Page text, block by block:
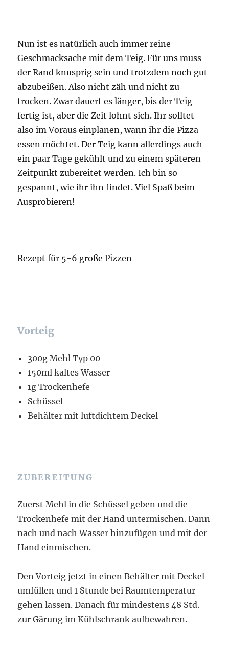
Nun ist es natürlich auch immer reine
Geschmacksache mit dem Teig. Für uns muss
der Rand knusprig sein und trotzdem noch gut
abzubeißen. Also nicht zäh und nicht zu
trocken. Zwar dauert es länger, bis der Teig
fertig ist, aber die Zeit lohnt sich. Ihr solltet
also im Voraus einplanen, wann ihr die Pizza
essen möchtet. Der Teig kann allerdings auch
ein paar Tage gekühlt und zu einem späteren
Zeitpunkt zubereitet werden. Ich bin so
gespannt, wie ihr ihn findet. Viel Spaß beim
Ausprobieren!
Rezept für 5-6 große Pizzen
Vorteig
300g Mehl Typ 00
150ml kaltes Wasser
1g Trockenhefe
Schüssel
Behälter mit luftdichtem Deckel
ZUBEREITUNG
Zuerst Mehl in die Schüssel geben und die
Trockenhefe mit der Hand untermischen. Dann
nach und nach Wasser hinzufügen und mit der
Hand einmischen.
Den Vorteig jetzt in einen Behälter mit Deckel
umfüllen und 1 Stunde bei Raumtemperatur
gehen lassen. Danach für mindestens 48 Std.
zur Gärung im Kühlschrank aufbewahren.